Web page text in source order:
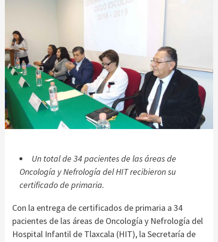
Un total de 34 pacientes de las áreas de
Oncología y Nefrología del HIT recibieron su
certificado de primaria.
Con la entrega de certificados de primaria a 34
pacientes de las áreas de Oncología y Nefrología del
Hospital Infantil de Tlaxcala (HIT), la Secretaría de